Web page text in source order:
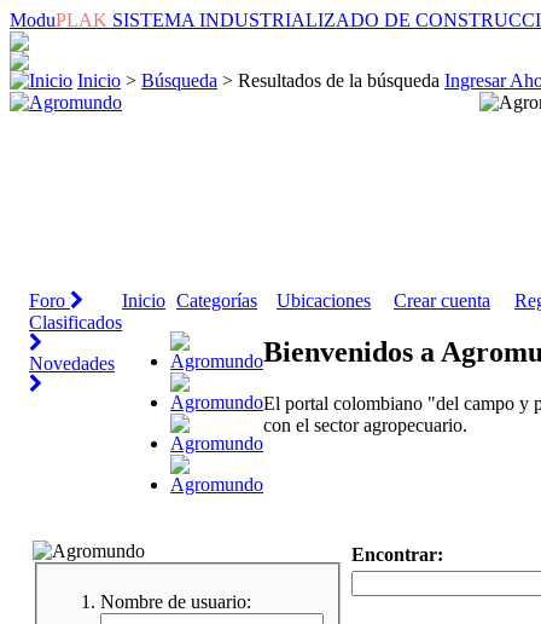
ModuPLAK SISTEMA INDUSTRIALIZADO DE
Inicio > Búsqueda > Resultados de la búsqueda Ingresar
Foro
Clasificados
Novedades
Inicio Categorías Ubicaciones Crear cuenta
Bienvenidos a
El portal colombiano "del campo y
con el sector agropecuario.
Nombre de usuario:
Encontrar: